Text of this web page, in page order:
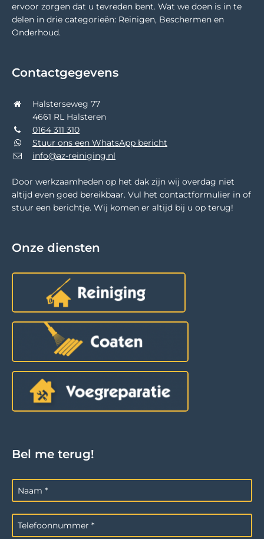
ervoor zorgen dat u tevreden bent. Wat we doen is in te
delen in drie categorieën: Reinigen, Beschermen en
Onderhoud.
Contactgegevens
Halsterseweg 77
4661 RL Halsteren
0164 311 310
Stuur ons een WhatsApp bericht
info@az-reiniging.nl
Door werkzaamheden op het dak zijn wij overdag niet
altijd even goed bereikbaar. Vul het contactformulier in of
stuur een berichtje. Wij komen er altijd bij u op terug!
Onze diensten
Bel me terug!